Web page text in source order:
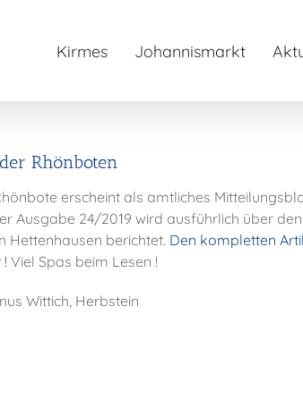
Kirmes Johannismarkt
Rhönboten
erscheint als amtliches
Ausgabe 24/2019 wird ausführlich über den
Hettenhausen berichtet. Den kompletten
Viel Spas beim Lesen !
Wittich, Herbstein